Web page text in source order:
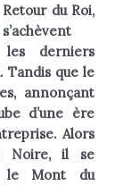
Retour du Roi,
s’achèvent
les derniers
Tandis que le
annonçant
d’une ère
Alors
Noire, il se
le Mont du